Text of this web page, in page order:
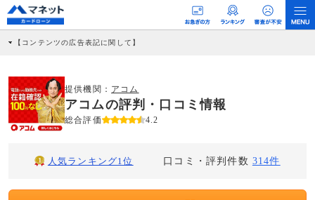
【コンテンツの広告表記に関して】
社に対して企業から紹介報酬が支払われるという収益モデルです。 ただし、特定の
商品を根拠なくPRするものではなく、当編集部の調査／ユーザーへの口コミ収集な
どに基づき、公平性を担保した情報提供を行っています。
>提携企業一覧
提供機関： アコム
アコムの評判・口コミ情報
総合評価 4.2
人気ランキング1位 口コミ・評判件数 314件